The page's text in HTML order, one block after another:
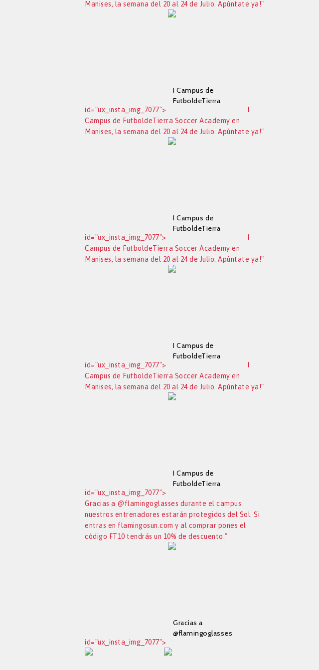
entrenadores
estarán protegidos
Manises, la semana del 20 al 24 de Julio. Apúntate ya!"
id="ux_insta_img_7077">
I Campus de
FutboldeTierra
Manises, la semana
del 20 al 24 de Julio.
Apúntate ya!
Campus de FutboldeTierra Soccer Academy en
Manises, la semana del 20 al 24 de Julio. Apúntate ya!"
id="ux_insta_img_7077">
I Campus de
FutboldeTierra
Manises, la semana
del 20 al 24 de Julio.
Apúntate ya!
Campus de FutboldeTierra Soccer Academy en
Manises, la semana del 20 al 24 de Julio. Apúntate ya!"
id="ux_insta_img_7077">
I Campus de
FutboldeTierra
Manises, la semana
del 20 al 24 de Julio.
Apúntate ya!
Campus de FutboldeTierra Soccer Academy en
Manises, la semana del 20 al 24 de Julio. Apúntate ya!"
id="ux_insta_img_7077">
I Campus de
FutboldeTierra
Manises, la semana
del 20 al 24 de Julio.
Apúntate ya!
Gracias a @flamingoglasses durante el campus
nuestros entrenadores estarán protegidos del Sol. Si
entras en flamingosun.com y al comprar pones el
código FT10 tendrás un 10% de descuento."
id="ux_insta_img_7077">
Gracias a
@flamingoglasses